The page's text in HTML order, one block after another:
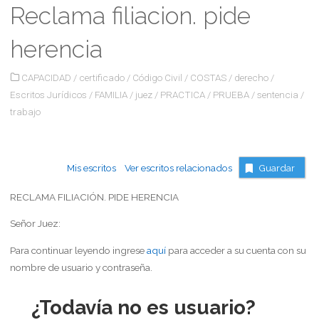
Reclama filiacion. pide
herencia
CAPACIDAD / certificado / Código Civil / COSTAS / derecho /
Escritos Jurídicos / FAMILIA / juez / PRACTICA / PRUEBA / sentencia /
trabajo
Mis escritos Ver escritos relacionados Guardar
RECLAMA FILIACIÓN. PIDE HERENCIA
Señor Juez:
Para continuar leyendo ingreseaquípara acceder a su cuenta con su
nombre de usuario y contraseña.
¿Todavía no es usuario?